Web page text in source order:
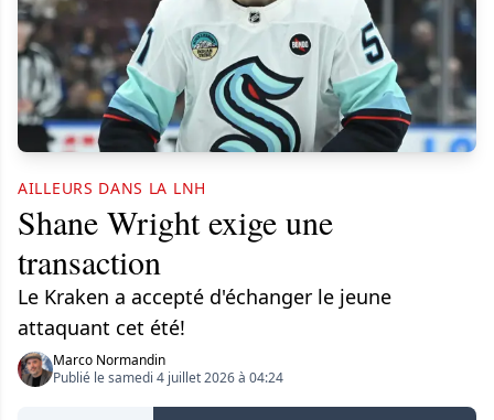
AILLEURS DANS LA LNH
Shane Wright exige une
transaction
Le Kraken a accepté d'échanger le jeune
attaquant cet été!
Marco Normandin
Publié le samedi 4 juillet 2026 à 04:24